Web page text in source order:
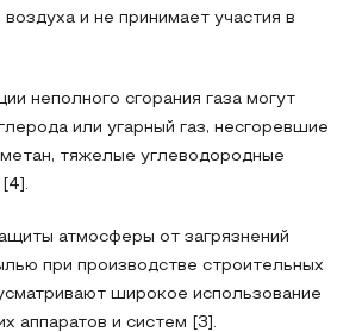
и не принимает участия в
неполного сгорания газа могут
или угарный газ, несгоревшие
тяжелые углеводородные
атмосферы от загрязнений
при производстве строительных
широкое использование
аппаратов и систем [3].